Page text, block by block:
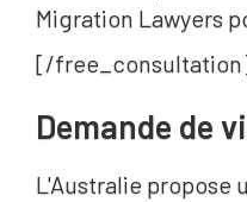
Migration Lawyers
[/
Demande de
L'Australie propose